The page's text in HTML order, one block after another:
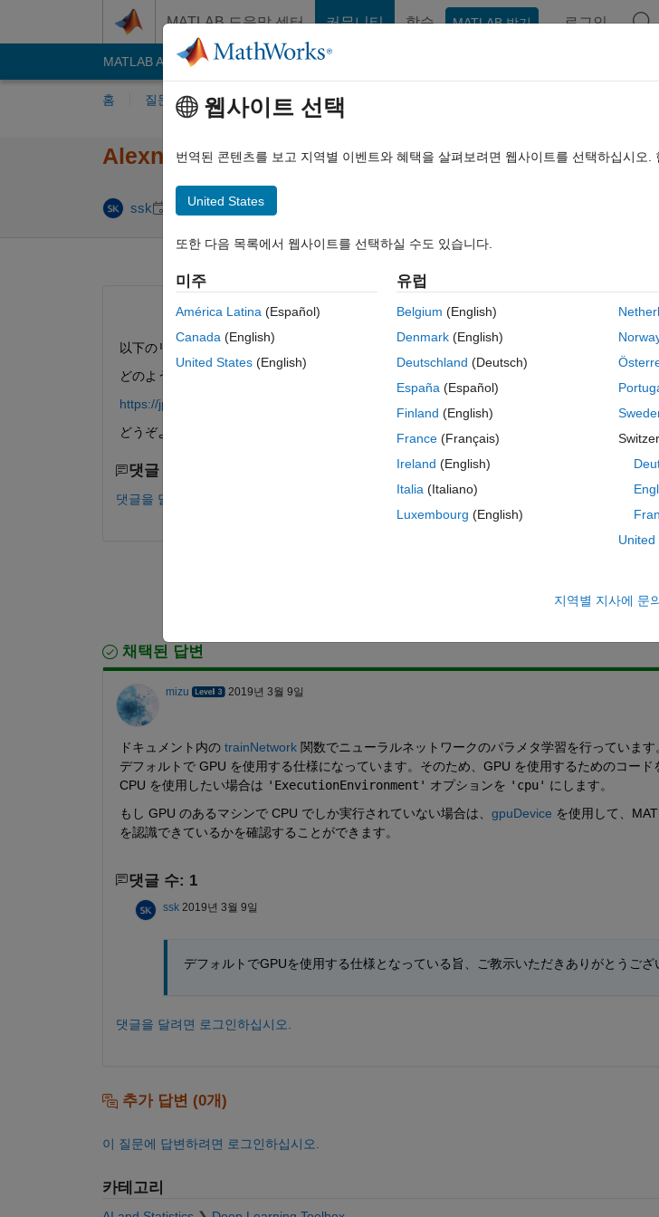
MATLAB 도움말 센터 커뮤니티 학습 MATLAB 받기 로그인
MATLAB Answers File Exchange
홈 질문하기 답변하기 찾아보기
Alexnetの転移学習をGPU環境で行うには
ssk 2019 3월 6 1 답변
以下のリンクを参考にAlexnetの転移学習をGPUで行いたいと考えております。
どのようなGPUの追加コードを加えると動くでしょうか。
https://jp.mathworks.com/help/deeplearning/examples/transfer-learning-using-alexnet.html
どうぞよろしくお願いいたします。
댓글 수: 0
댓글을 달려면 로그인하십시오.
채택된 답변
mizu 2019년 3월 9일
ドキュメント内の trainNetwork 関数でニューラルネットワークのパラメタ学習を行っています
デフォルトで GPU を使用する仕様になっています。そのため、GPU を使用するためのコード
CPU を使用したい場合は 'ExecutionEnvironment' オプションを 'cpu' にします。
もし GPU のあるマシンで CPU でしか実行されていない場合は、 gpuDevice を使用して、
を認識できているかを確認することができます。
댓글 수: 1
ssk 2019년 3월 9일
デフォルトでGPUを使用する仕様となっている旨、ご教示いただきありがとうござ
댓글을 달려면 로그인하십시오.
추가 답변 (0개)
이 질문에 답변하려면 로그인하십시오.
카테고리
웹사이트 선택
번역된 콘텐츠를 보고 지역별 이벤트와 혜택을 살펴보려면 웹사이트를 선택하십시오
United States
또한 다음 목록에서 웹사이트를 선택하실 수도 있습니다.
미주
América Latina (Español)
Canada (English)
United States (English)
유럽
Belgium (English)
Denmark (English)
Deutschland (Deutsch)
España (Español)
Finland (English)
France (Français)
Ireland (English)
Italia (Italiano)
Luxembourg (English)
United
지역별 지사에 문